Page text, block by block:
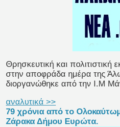
Θρησκευτική και
στην αποφράδα ημέρα της
διοργανώθηκε από την Ι.Μ
αναλυτικά >>
79 χρόνια από το
Ζάρακα Δήμου Ευρώτα.